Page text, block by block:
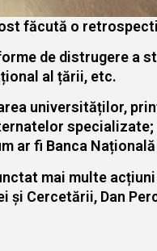
făcută o
de distrugere a
al țării, etc.
universităților,
ar fi Banca
mai multe
și Cercetării, Dan